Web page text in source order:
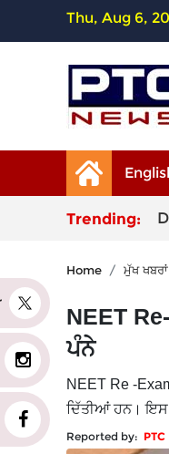
Thu, Aug 6,
Trending:
Home ਮੁੱਖ ਖਬਰਾਂ
NEET
ਪੰਨੇ
NEET Re -
ਦਿੱਤੀਆਂ ਹਨ। ਇਸ
Reported by: